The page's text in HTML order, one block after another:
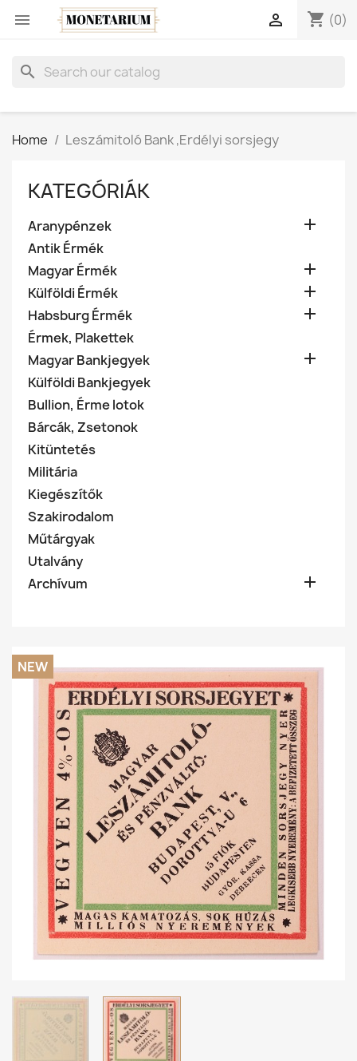
 shopping_cart (0)

search
Home Leszámitoló Bank ,Erdélyi sorsjegy
KATEGÓRIÁK
Aranypénzek 
Antik Érmék
Magyar Érmék

Külföldi Érmék 
Habsburg Érmék 
Érmek, Plakettek
Magyar Bankjegyek

Külföldi Bankjegyek
Bullion, Érme lotok
Bárcák, Zsetonok
Kitüntetés
Militária
Kiegészítők
Szakirodalom
Műtárgyak
Utalvány
Archívum

NEW